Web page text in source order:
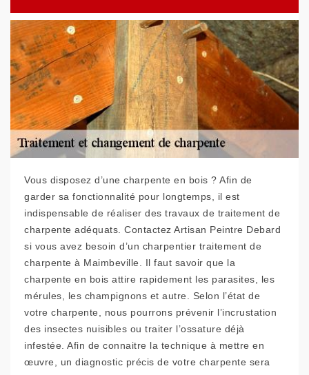
Vous disposez d’une charpente en bois ? Afin de
garder sa fonctionnalité pour longtemps, il est
indispensable de réaliser des travaux de traitement de
charpente adéquats. Contactez Artisan Peintre Debard
si vous avez besoin d’un charpentier traitement de
charpente à Maimbeville. Il faut savoir que la
charpente en bois attire rapidement les parasites, les
mérules, les champignons et autre. Selon l’état de
votre charpente, nous pourrons prévenir l’incrustation
des insectes nuisibles ou traiter l’ossature déjà
infestée. Afin de connaitre la technique à mettre en
œuvre, un diagnostic précis de votre charpente sera